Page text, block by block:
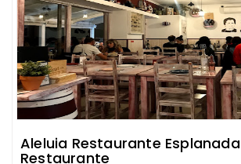
Aleluia Restaurante
Restaurante